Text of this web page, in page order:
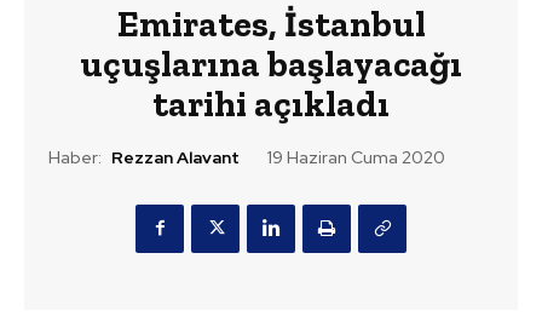
Emirates, İstanbul
uçuşlarına başlayacağı
tarihi açıkladı
Haber: Rezzan Alavant 19 Haziran Cuma 2020